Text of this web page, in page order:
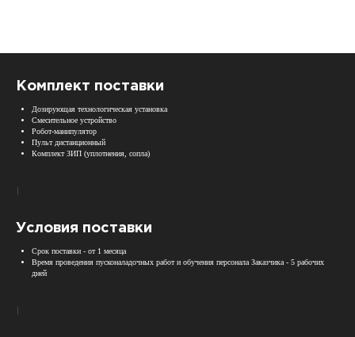
Комплект поставки
Дозирующая технологическая установка
Смесительное устройство
Робот-манипулятор
Пульт дистанционный
Комплект ЗИП (уплотнения, сопла)
Условия поставки
Срок поставки - от 1 месяца
Время проведения пусконаладочных работ и обучения персонала Заказчика - 5 рабочих
дней